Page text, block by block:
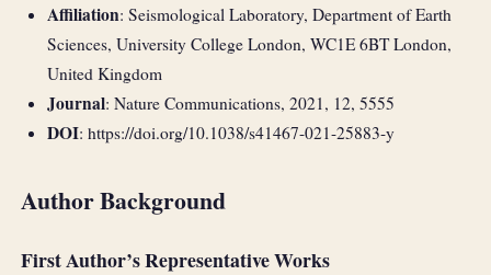
Affiliation: Seismological Laboratory, Department of Earth
Sciences, University College London, WC1E 6BT London,
United Kingdom
Journal: Nature Communications, 2021, 12, 5555
DOI: https://doi.org/10.1038/s41467-021-25883-y
Author Background
First Author’s Representative Works